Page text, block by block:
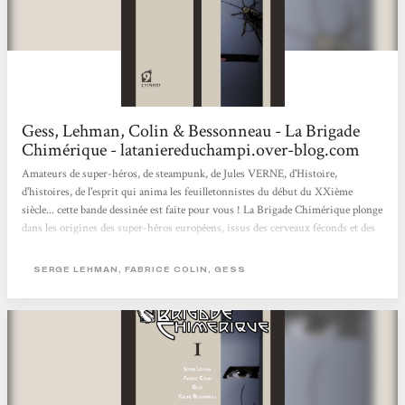
Gess, Lehman, Colin & Bessonneau - La Brigade
Chimérique - lataniereduchampi.over-blog.com
Amateurs de super-héros, de steampunk, de Jules VERNE, d'Histoire,
d'histoires, de l'esprit qui anima les feuilletonnistes du début du XXième
siècle... cette bande dessinée est faite pour vous ! La Brigade Chimérique plonge
dans les origines des super-héros européens, issus des cerveaux féconds et des
initiateur du projet, décrit avec passion et détails cette histoire au long cours
passé par la case "jeux de rôles", lui prête main-forte. GESS, dessinateur...
SERGE LEHMAN, FABRICE COLIN, GESS